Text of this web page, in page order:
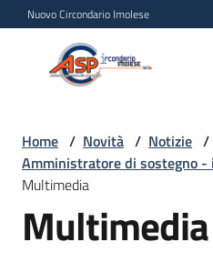
Vai al contenuto
Vai alla navigazione
Vai al footer
Nuovo Circondario Imolese
Persona
Circondario
Home / Novità / Notizie /
Amministratore di sostegno
Multimedia
Multimedia